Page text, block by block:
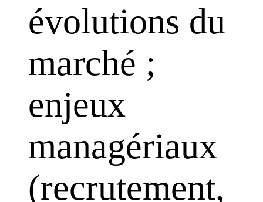
évolutions du
marché ;
enjeux
managériaux
(recrutement,